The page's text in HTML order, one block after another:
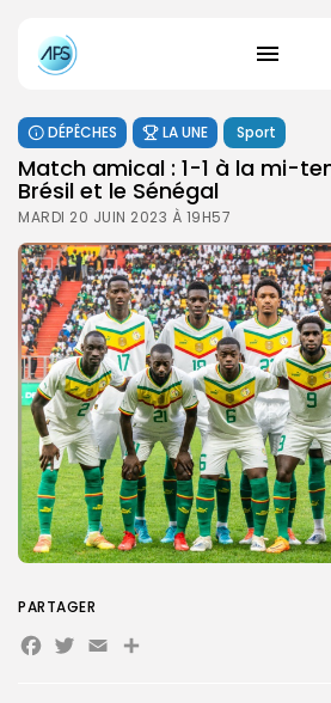
FR
DÉPÊCHES LA UNE Sport
Match amical : 1-1 à la mi-
Brésil et le Sénégal
MARDI 20 JUIN 2023 À 19H57
PARTAGER
Facebook
Twitter
EmailPartager